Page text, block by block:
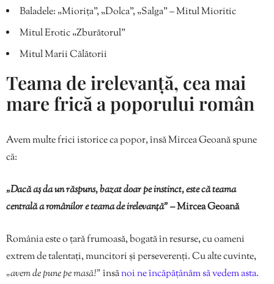
Baladele: „Miorița”, „Dolca”, „Salga” – Mitul Mioritic
Mitul Erotic „Zburătorul”
Mitul Marii Călătorii
Teama de irelevanță, cea mai
mare frică a poporului român
Avem multe frici istorice ca popor, însă Mircea Geoană spune
că:
„Dacă aș da un răspuns, bazat doar pe instinct, este că teama
centrală a românilor e teama de irelevanță” –Mircea Geoană
România este o țară frumoasă, bogată în resurse, cu oameni
extrem de talentați, muncitori și perseverenți. Cu alte cuvinte,
„avem de pune pe masă!”însănoi ne încăpățânăm să vedem asta.